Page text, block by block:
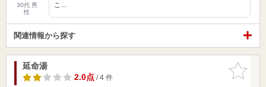
30代 男
性
こ…
関連情報から探す
お気に入
りに追加
延命湯
2.0点/ 4 件